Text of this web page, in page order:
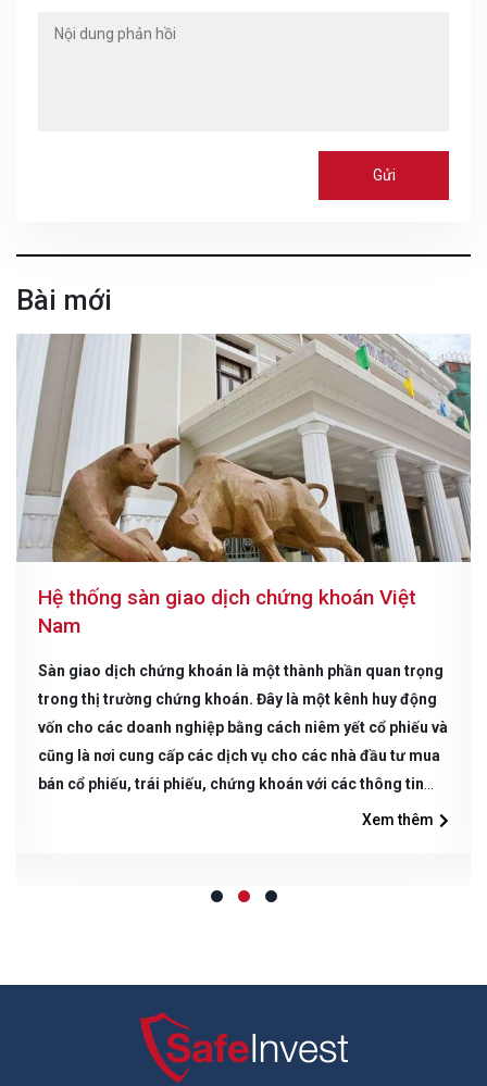
Gửi
Bài mới
Hệ thống sàn giao dịch chứng khoán Việt
Nam
Sàn giao dịch chứng khoán là một thành phần quan trọng
trong thị trường chứng khoán. Đây là một kênh huy động
vốn cho các doanh nghiệp bằng cách niêm yết cổ phiếu và
cũng là nơi cung cấp các dịch vụ cho các nhà đầu tư mua
bán cổ phiếu, trái phiếu, chứng khoán với các thông tin
được kiểm chứng minh bạch trên thị trường. Safeinvest
Xem thêm